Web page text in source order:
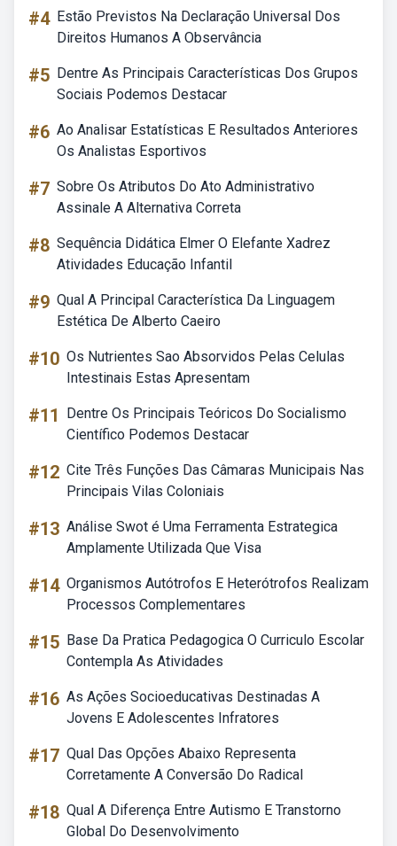
#4 Estão Previstos Na Declaração Universal Dos
Direitos Humanos A Observância
#5 Dentre As Principais Características Dos Grupos
Sociais Podemos Destacar
#6 Ao Analisar Estatísticas E Resultados Anteriores
Os Analistas Esportivos
#7 Sobre Os Atributos Do Ato Administrativo
Assinale A Alternativa Correta
#8 Sequência Didática Elmer O Elefante Xadrez
Atividades Educação Infantil
#9 Qual A Principal Característica Da Linguagem
Estética De Alberto Caeiro
#10 Os Nutrientes Sao Absorvidos Pelas Celulas
Intestinais Estas Apresentam
#11
Dentre Os Principais Teóricos Do Socialismo
Científico Podemos Destacar
#12 Cite Três Funções Das Câmaras Municipais Nas
Principais Vilas Coloniais
#13 Análise Swot é Uma Ferramenta Estrategica
Amplamente Utilizada Que Visa
#14 Organismos Autótrofos E Heterótrofos Realizam
Processos Complementares
#15 Base Da Pratica Pedagogica O Curriculo Escolar
Contempla As Atividades
#16 As Ações Socioeducativas Destinadas A
Jovens E Adolescentes Infratores
#17 Qual Das Opções Abaixo Representa
Corretamente A Conversão Do Radical
#18 Qual A Diferença Entre Autismo E Transtorno
Global Do Desenvolvimento